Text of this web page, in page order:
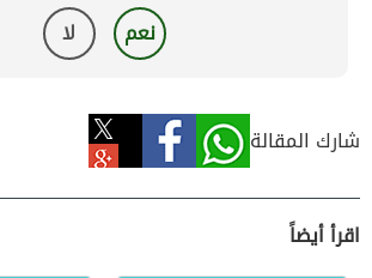
نعم لا
شارك المقالة
اقرأ أيضاً